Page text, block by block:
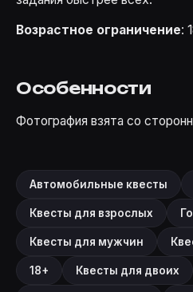
Возрастное ограничение:
Особенности
Фотография взята со
Автомобильные квесты
Квесты для взрослых
Квесты для мужчин
18+ Квесты для двоих